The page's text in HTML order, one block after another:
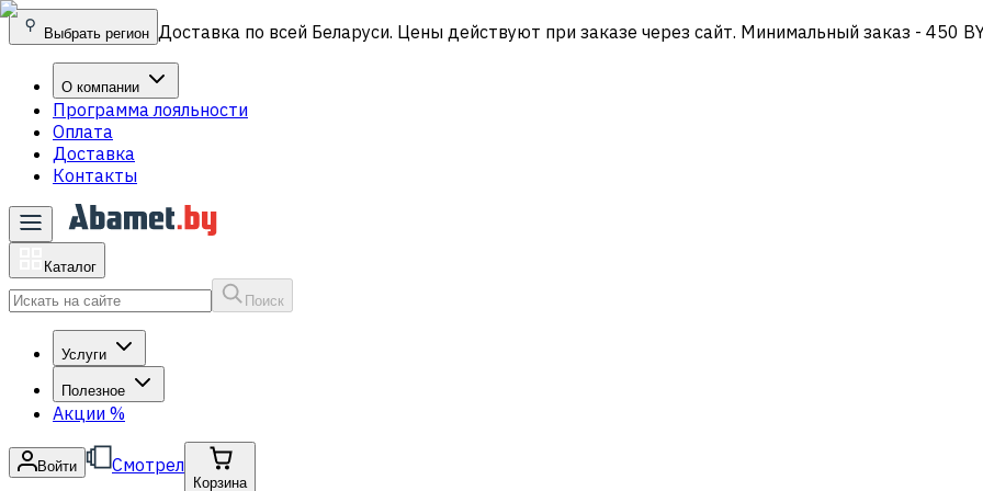
Выбрать регион Доставка по всей Беларуси. Цены действуют при заказе через сайт. Минимальный заказ - 450
О компании
Программа лояльности
Оплата
Доставка
Контакты
Каталог
Поиск
Услуги
Полезное
Акции %
Войти Смотрел
Корзина